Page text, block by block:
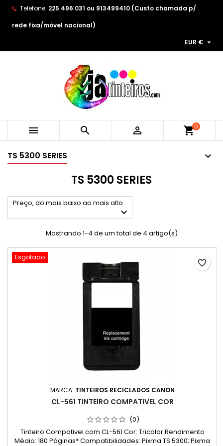
Telefone: 225 496 031 ou 913499410 (Custo chamada p/
rede fixa/móvel nacional)
EUR € 
   shopping_cart0
TS 5300 SERIES
TS 5300 SERIES
Preço, do mais baixo ao mais alto

Mostrando 1-4 de um total de 4 artigo(s)
Esgotado
MARCA: TINTEIROS RECICLADOS CANON
CL-561 TINTEIRO COMPATIVEL COR
(0)
Tinteiro Compativel com CL-561 Cor: Tricolor Rendimento
Médio: 180 Páginas* Compatibilidades: Pixma TS 5300; Pixma
favorite_border
As minhas listas de desejos ×
((modalTitle)) ×
((cancelText)) ((modalDeleteText))
Create wishlist ×
Wishlist name
Cancelar Create wishlist
Entrar ×
You need to be logged in to save products in your
wishlist.
Cancelar